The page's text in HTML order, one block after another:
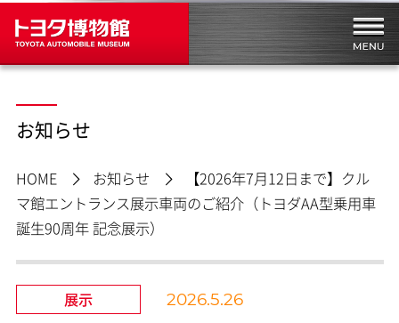
お知らせ
HOME お知らせ
【2026年7月12日まで】クル
マ館エントランス展示車両のご紹介（トヨダAA型乗用車
誕生90周年 記念展示）
展示 2026.5.26